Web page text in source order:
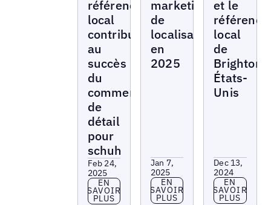
référencement
local
contribuent
au
succès
du
commerce
de
détail
pour
schuh
Feb 24,
2025
En savoir plus
EN
SAVOIR
PLUS
marketing
de
localisation
en
2025
Jan 7,
2025
En savoir plus
EN
SAVOIR
PLUS
et le
local
de
États-
Unis
Dec 13,
2024
En savoir
EN
SAVOIR
PLUS